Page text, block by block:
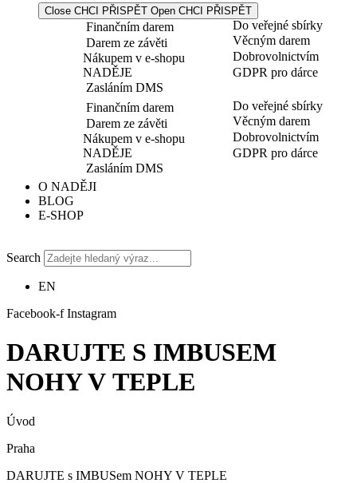
Close CHCI PŘISPĚT Open CHCI PŘISPĚT
Finančním darem
Darem ze závěti
Nákupem v e-shopu
NADĚJE
Zasláním DMS
Do veřejné sbírky
Věcným darem
Dobrovolnictvím
GDPR pro dárce
Finančním darem
Darem ze závěti
Nákupem v e-shopu
NADĚJE
Zasláním DMS
Do veřejné sbírky
Věcným darem
Dobrovolnictvím
GDPR pro dárce
O NADĚJI
BLOG
E-SHOP
Search
EN
Facebook-f Instagram
DARUJTE S IMBUSEM
NOHY V TEPLE
Úvod
Praha
DARUJTE s IMBUSem NOHY V TEPLE